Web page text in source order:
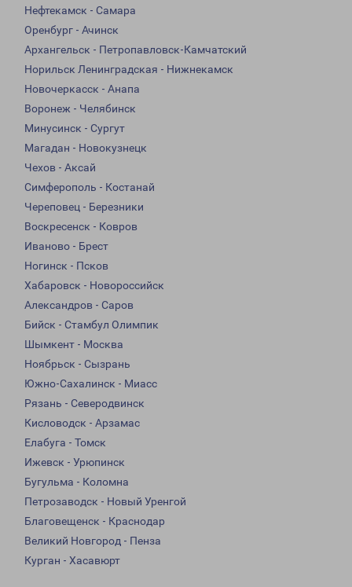
Нефтекамск - Самара
Оренбург - Ачинск
Архангельск - Петропавловск-Камчатский
Норильск Ленинградская - Нижнекамск
Новочеркасск - Анапа
Воронеж - Челябинск
Минусинск - Сургут
Магадан - Новокузнецк
Чехов - Аксай
Симферополь - Костанай
Череповец - Березники
Воскресенск - Ковров
Иваново - Брест
Ногинск - Псков
Хабаровск - Новороссийск
Александров - Саров
Бийск - Стамбул Олимпик
Шымкент - Москва
Ноябрьск - Сызрань
Южно-Сахалинск - Миасс
Рязань - Северодвинск
Кисловодск - Арзамас
Елабуга - Томск
Ижевск - Урюпинск
Бугульма - Коломна
Петрозаводск - Новый Уренгой
Благовещенск - Краснодар
Великий Новгород - Пенза
Курган - Хасавюрт